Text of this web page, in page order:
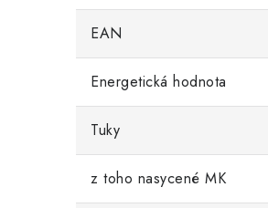
EAN
Energetická hodnota
Tuky
z toho nasycené MK